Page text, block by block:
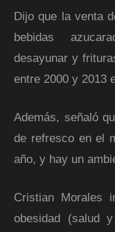
Dijo que la venta
bebidas
desayunar y
entre 2000 y 2013
Además, señaló
de refresco en el
año, y hay un
Cristian Morales
obesidad (salud